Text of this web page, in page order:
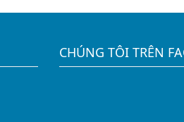
CHÚNG TÔI TRÊN